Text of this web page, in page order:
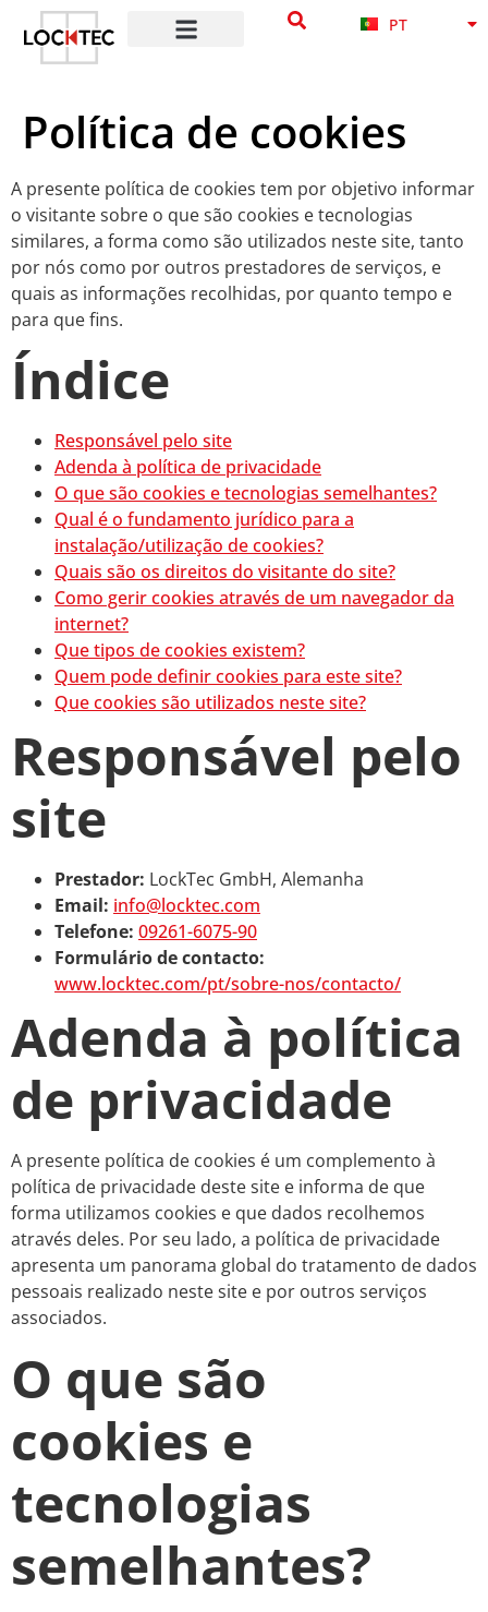
content PT
DA
Política de cookies
A presente política de cookies tem por objetivo informar
o visitante sobre o que são cookies e tecnologias
similares, a forma como são utilizados neste site, tanto
por nós como por outros prestadores de serviços, e
quais as informações recolhidas, por quanto tempo e
para que fins.
Índice
Responsável pelo site
Adenda à política de privacidade
O que são cookies e tecnologias semelhantes?
Qual é o fundamento jurídico para a
instalação/utilização de cookies?
Quais são os direitos do visitante do site?
Como gerir cookies através de um navegador da
internet?
Que tipos de cookies existem?
Quem pode definir cookies para este site?
Que cookies são utilizados neste site?
Responsável pelo
site
Prestador: LockTec GmbH, Alemanha
Email: info@locktec.com
Telefone: 09261-6075-90
Formulário de contacto:
www.locktec.com/pt/sobre-nos/contacto/
Adenda à política
de privacidade
A presente política de cookies é um complemento à
política de privacidade deste site e informa de que
forma utilizamos cookies e que dados recolhemos
através deles. Por seu lado, a política de privacidade
apresenta um panorama global do tratamento de dados
pessoais realizado neste site e por outros serviços
associados.
O que são
cookies e
tecnologias
semelhantes?